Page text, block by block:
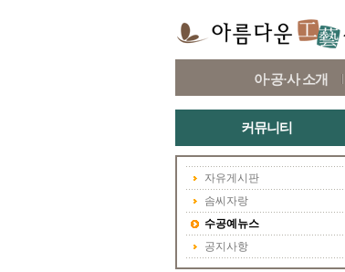
아·공·사 소개
커뮤니티
자유게시판
솜씨자랑
수공예뉴스
공지사항